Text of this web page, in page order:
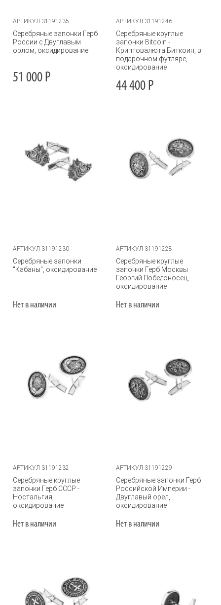
АРТИКУЛ 31191235
Серебряные запонки Герб
России с Двуглавым
орлом, оксидирование
51 000 Р
АРТИКУЛ 31191246
Серебряные круглые
запонки Bitcoin -
Криптовалюта Биткоин, в
подарочном футляре,
оксидирование
44 400 Р
АРТИКУЛ 31191230
Серебряные запонки
"Кабаны", оксидирование
Нет в наличии
АРТИКУЛ 31191228
Серебряные круглые
запонки Герб Москвы
Георгий Победоносец,
оксидирование
Нет в наличии
АРТИКУЛ 31191232
Серебряные круглые
запонки Герб СССР -
Ностальгия,
оксидирование
Нет в наличии
АРТИКУЛ 31191229
Серебряные запонки Герб
Российской Империи -
Двуглавый орел,
оксидирование
Нет в наличии